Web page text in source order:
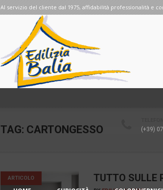
Al servizio del cliente dal 1975, affidabilità professionalità e
(+39)
TAG: CARTONGESSO
ARTICOLO TUTTO SULLE